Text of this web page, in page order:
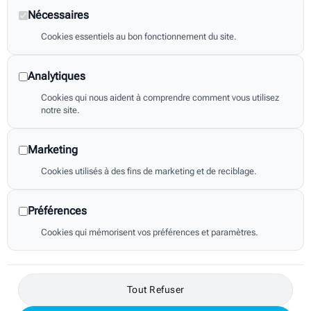
Politique de confidentialite
Plan du site
Contact
05 56 75 83 80
Nécessaires
Cookies essentiels au bon fonctionnement du site.
Analytiques
Cookies qui nous aident à comprendre comment vous utilisez
notre site.
Marketing
Cookies utilisés à des fins de marketing et de reciblage.
Préférences
Cookies qui mémorisent vos préférences et paramètres.
Tout Refuser